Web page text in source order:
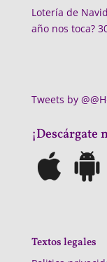
Lotería de
año nos toca?
Tweets by
¡Descárgate
Textos legales